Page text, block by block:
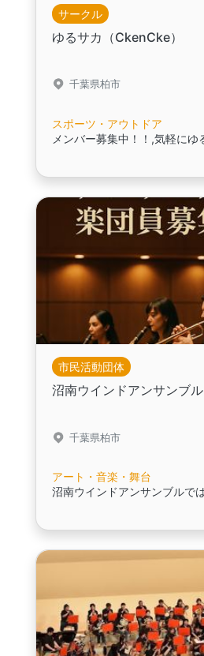
サークル
ゆるサカ（CkenCke）
千葉県柏市
スポーツ・アウトドア
市民活動団体
沼南ウインドアンサンブ
千葉県柏市
アート・音楽・舞台